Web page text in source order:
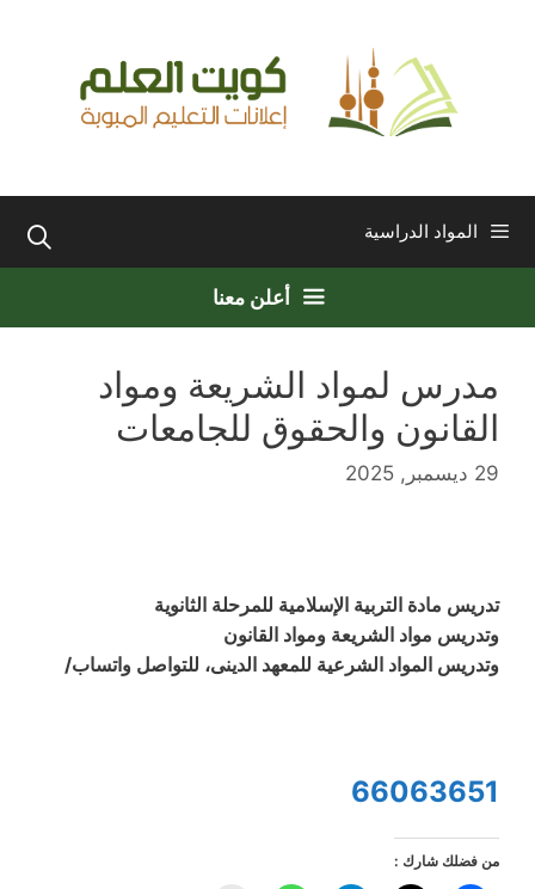
المواد الدراسية
أعلن معنا
مدرس لمواد الشريعة ومواد
القانون والحقوق للجامعات
29 ديسمبر, 2025
تدريس مادة التربية الإسلامية للمرحلة الثانوية
وتدريس مواد الشريعة ومواد القانون
وتدريس المواد الشرعية للمعهد الدينى، للتواصل واتساب/
66063651
من فضلك شارك :